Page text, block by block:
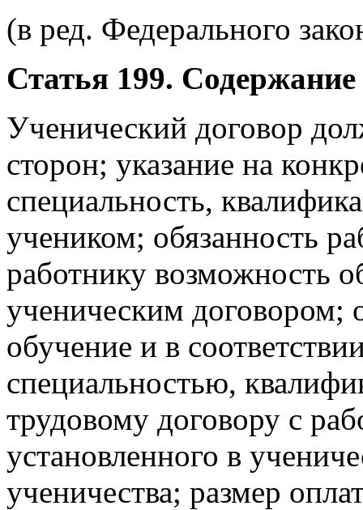
(в ред. Федерального
Статья 199. Содержание
Ученический договор
сторон; указание на
специальность,
учеником; обязанность
работнику возможность
ученическим договором;
обучение и в
специальностью,
трудовому договору с
установленного в
ученичества; размер